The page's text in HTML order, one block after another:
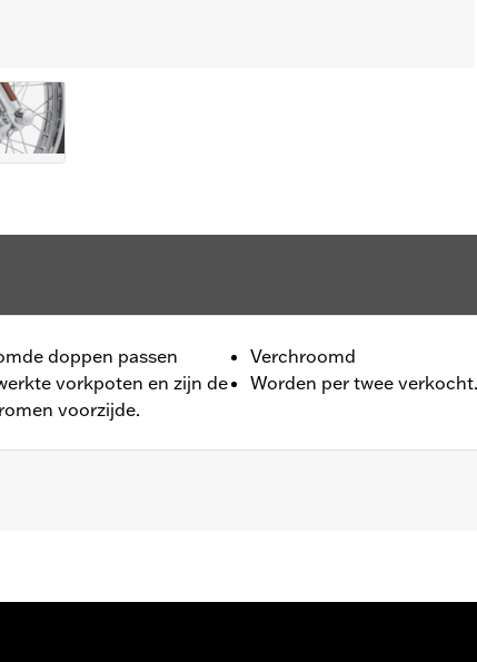
doppen passen
vorkpoten en zijn de
voorzijde.
Verchroomd
Worden per twee verkocht.
top zuigers en ringen, SE-255 nokken, stage I